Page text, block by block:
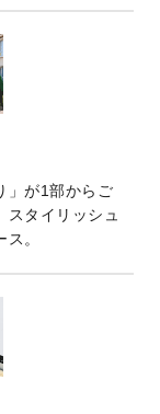
」が1部からご
タイリッシュ
。